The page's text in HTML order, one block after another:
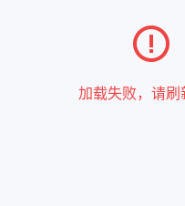
加载失败，请刷